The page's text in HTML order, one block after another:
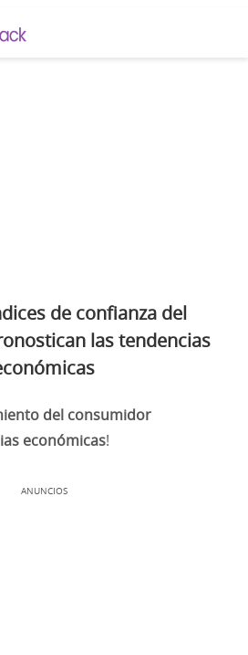
de confianza del
las tendencias
del consumidor
económicas!
ANUNCIOS